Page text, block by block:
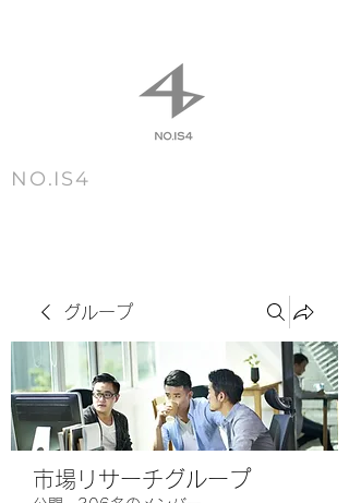
NO.IS4
グループ
市場リサーチグループ